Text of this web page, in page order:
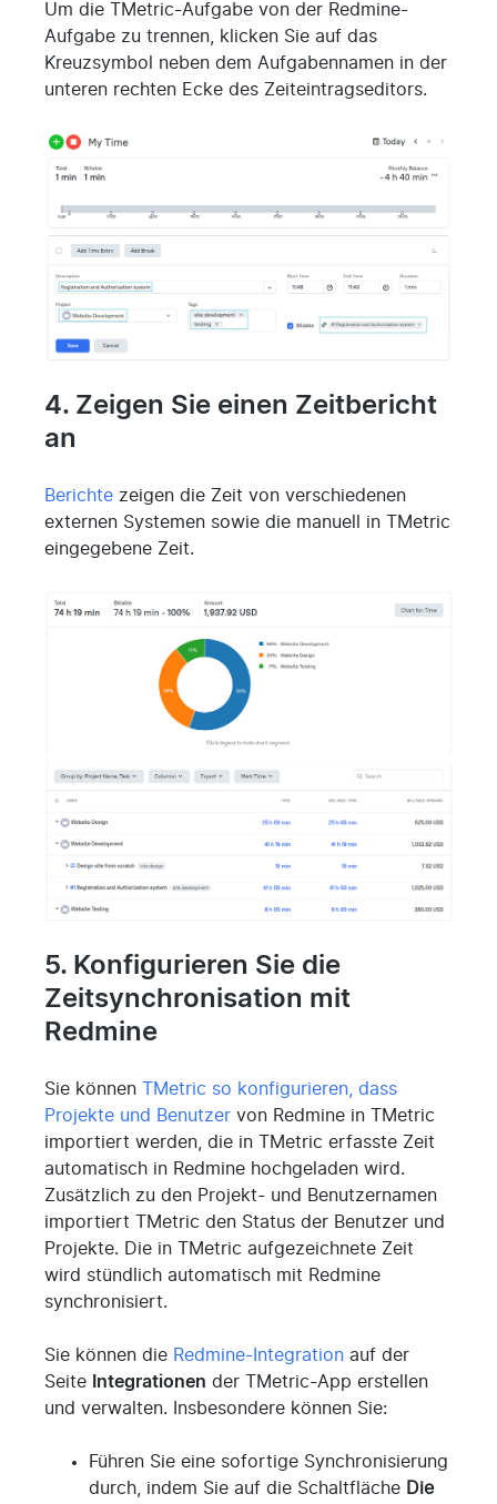
Um die TMetric-Aufgabe von der Redmine-
Aufgabe zu trennen, klicken Sie auf das
Kreuzsymbol neben dem Aufgabennamen in der
unteren rechten Ecke des Zeiteintragseditors.
4. Zeigen Sie einen Zeitbericht
an
Berichte zeigen die Zeit von verschiedenen
externen Systemen sowie die manuell in TMetric
eingegebene Zeit.
5. Konfigurieren Sie die
Zeitsynchronisation mit
Redmine
Sie können
TMetric so konfigurieren, dass
Projekte und Benutzer von Redmine in TMetric
importiert werden, die in TMetric erfasste Zeit
automatisch in Redmine hochgeladen wird.
Zusätzlich zu den Projekt- und Benutzernamen
importiert TMetric den Status der Benutzer und
Projekte. Die in TMetric aufgezeichnete Zeit
wird stündlich automatisch mit Redmine
synchronisiert.
Sie können die Redmine-Integration auf der
Seite
Integrationen der TMetric-App erstellen
und verwalten. Insbesondere können Sie:
Führen Sie eine sofortige Synchronisierung
durch, indem Sie auf die Schaltfläche Die